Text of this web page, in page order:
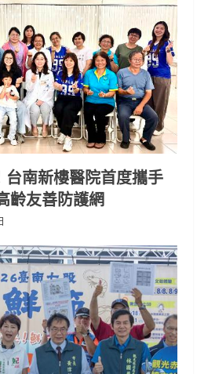
南新樓醫院首度攜手
齡友善防護網